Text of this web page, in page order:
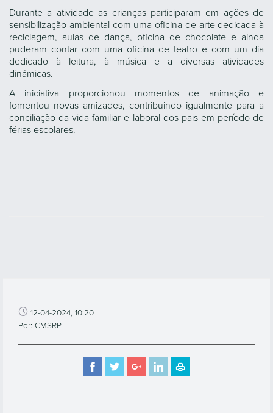
Durante a atividade as crianças participaram em ações de
sensibilização ambiental com uma oficina de arte dedicada à
reciclagem, aulas de dança, oficina de chocolate e ainda
puderam contar com uma oficina de teatro e com um dia
dedicado à leitura, à música e a diversas atividades
dinâmicas.
A iniciativa proporcionou momentos de animação e
fomentou novas amizades, contribuindo igualmente para a
conciliação da vida familiar e laboral dos pais em período de
férias escolares.
12-04-2024, 10:20
Por: CMSRP